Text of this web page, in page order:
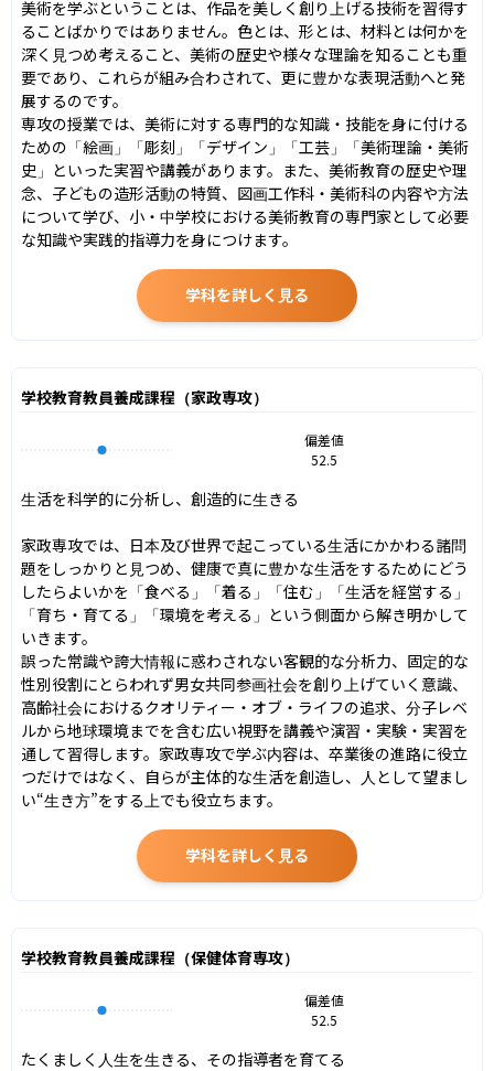
美術を学ぶということは、作品を美しく創り上げる技術を習得す
ることばかりではありません。色とは、形とは、材料とは何かを
深く見つめ考えること、美術の歴史や様々な理論を知ることも重
要であり、これらが組み合わされて、更に豊かな表現活動へと発
展するのです。
専攻の授業では、美術に対する専門的な知識・技能を身に付ける
ための「絵画」「彫刻」「デザイン」「工芸」「美術理論・美術
史」といった実習や講義があります。また、美術教育の歴史や理
念、子どもの造形活動の特質、図画工作科・美術科の内容や方法
について学び、小・中学校における美術教育の専門家として必要
な知識や実践的指導力を身につけます。
学科を詳しく見る
学校教育教員養成課程（家政専攻）
偏差値
52.5
生活を科学的に分析し、創造的に生きる
家政専攻では、日本及び世界で起こっている生活にかかわる諸問
題をしっかりと見つめ、健康で真に豊かな生活をするためにどう
したらよいかを「食べる」「着る」「住む」「生活を経営する」
「育ち・育てる」「環境を考える」という側面から解き明かして
いきます。
誤った常識や誇大情報に惑わされない客観的な分析力、固定的な
性別役割にとらわれず男女共同参画社会を創り上げていく意識、
高齢社会におけるクオリティー・オブ・ライフの追求、分子レベ
ルから地球環境までを含む広い視野を講義や演習・実験・実習を
通して習得します。家政専攻で学ぶ内容は、卒業後の進路に役立
つだけではなく、自らが主体的な生活を創造し、人として望まし
い“生き方”をする上でも役立ちます。
学科を詳しく見る
学校教育教員養成課程（保健体育専攻）
偏差値
52.5
たくましく人生を生きる、その指導者を育てる